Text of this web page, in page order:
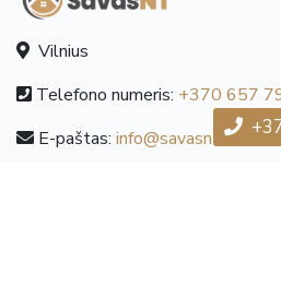
Vilnius
Telefono numeris: +370 657
E-paštas: info@savasnt.lt